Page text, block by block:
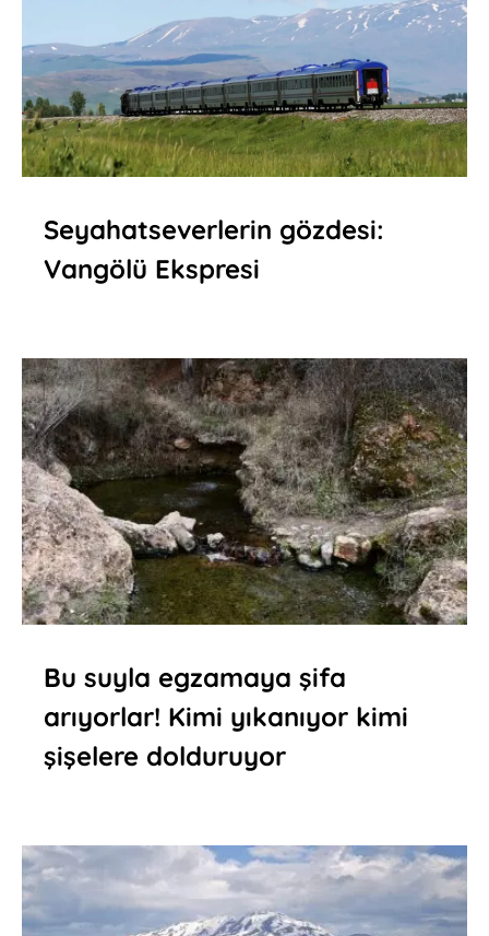
Seyahatseverlerin gözdesi:
Vangölü Ekspresi
Bu suyla egzamaya şifa
arıyorlar! Kimi yıkanıyor kimi
şişelere dolduruyor